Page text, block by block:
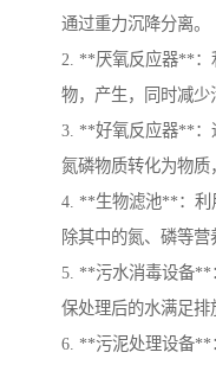
通过重力沉降分离。
2. **厌氧反应器**：
物，产生，同时减少
3. **好氧反应器**：
氮磷物质转化为物质
4. **生物滤池**：利
除其中的氮、磷等营
5. **污水消毒设备**
保处理后的水满足排
6. **污泥处理设备**